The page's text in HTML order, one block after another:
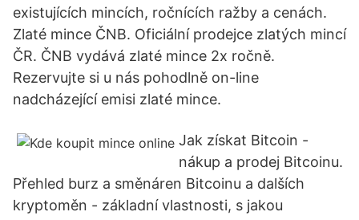
existujících mincích, ročnících ražby a cenách.
Zlaté mince ČNB. Oficiální prodejce zlatých mincí
ČR. ČNB vydává zlaté mince 2x ročně.
Rezervujte si u nás pohodlně on-line
nadcházející emisi zlaté mince.
Jak získat Bitcoin -
nákup a prodej Bitcoinu.
Přehled burz a směnáren Bitcoinu a dalších
kryptoměn - základní vlastnosti, s jakou